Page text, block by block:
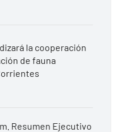
la cooperación
de fauna
Resumen Ejecutivo